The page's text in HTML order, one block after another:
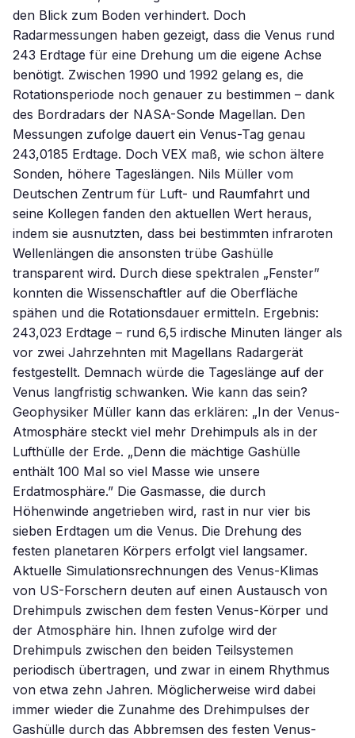
den Blick zum Boden verhindert. Doch
Radarmessungen haben gezeigt, dass die Venus rund
243 Erdtage für eine Drehung um die eigene Achse
benötigt. Zwischen 1990 und 1992 gelang es, die
Rotationsperiode noch genauer zu bestimmen – dank
des Bordradars der NASA-Sonde Magellan. Den
Messungen zufolge dauert ein Venus-Tag genau
243,0185 Erdtage. Doch VEX maß, wie schon ältere
Sonden, höhere Tageslängen. Nils Müller vom
Deutschen Zentrum für Luft- und Raumfahrt und
seine Kollegen fanden den aktuellen Wert heraus,
indem sie ausnutzten, dass bei bestimmten infraroten
Wellenlängen die ansonsten trübe Gashülle
transparent wird. Durch diese spektralen „Fenster”
konnten die Wissenschaftler auf die Oberfläche
spähen und die Rotationsdauer ermitteln. Ergebnis:
243,023 Erdtage – rund 6,5 irdische Minuten länger als
vor zwei Jahrzehnten mit Magellans Radargerät
festgestellt. Demnach würde die Tageslänge auf der
Venus langfristig schwanken. Wie kann das sein?
Geophysiker Müller kann das erklären: „In der Venus-
Atmosphäre steckt viel mehr Drehimpuls als in der
Lufthülle der Erde. „Denn die mächtige Gashülle
enthält 100 Mal so viel Masse wie unsere
Erdatmosphäre.” Die Gasmasse, die durch
Höhenwinde angetrieben wird, rast in nur vier bis
sieben Erdtagen um die Venus. Die Drehung des
festen planetaren Körpers erfolgt viel langsamer.
Aktuelle Simulationsrechnungen des Venus-Klimas
von US-Forschern deuten auf einen Austausch von
Drehimpuls zwischen dem festen Venus-Körper und
der Atmosphäre hin. Ihnen zufolge wird der
Drehimpuls zwischen den beiden Teilsystemen
periodisch übertragen, und zwar in einem Rhythmus
von etwa zehn Jahren. Möglicherweise wird dabei
immer wieder die Zunahme des Drehimpulses der
Gashülle durch das Abbremsen des festen Venus-